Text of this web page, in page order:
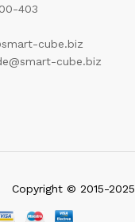
403
cube.biz
cube.biz
Copyright © 2015-2025